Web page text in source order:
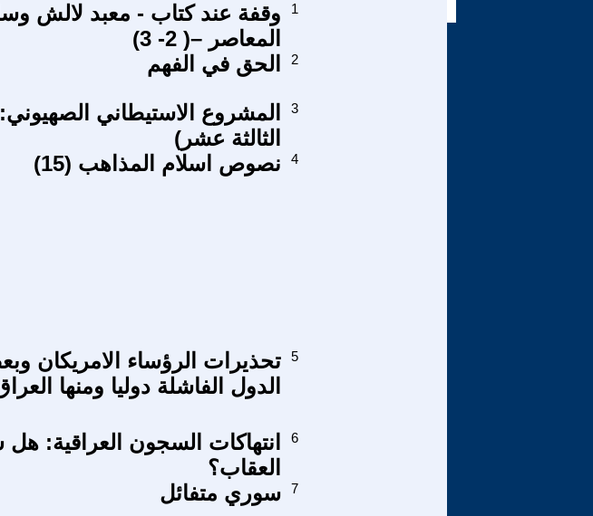
وقفة عند كتاب - معبد لالش
المعاصر –( 2- 3)
1
الحق في الفهم 2
المشروع الاستيطاني الصهيوني:
الثالثة عشر)
3
نصوص اسلام المذاهب (15) 4
تحذيرات الرؤساء الامريكان
الدول الفاشلة دوليا ومنها
5
انتهاكات السجون العراقية:
العقاب؟
6
سوري متفائل 7